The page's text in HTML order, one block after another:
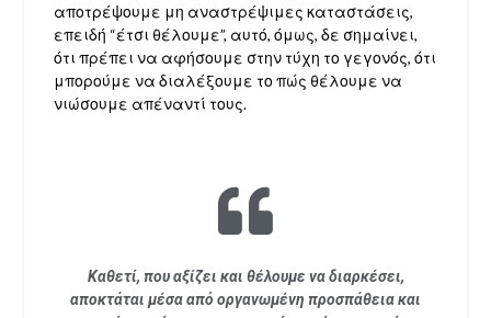
αποτρέψουμε μη αναστρέψιμες καταστάσεις,
επειδή “έτσι θέλουμε”, αυτό, όμως, δε σημαίνει,
ότι πρέπει να αφήσουμε στην τύχη το γεγονός, ότι
μπορούμε να διαλέξουμε το πώς θέλουμε να
νιώσουμε απέναντί τους.
Καθετί, που αξίζει και θέλουμε να διαρκέσει,
αποκτάται μέσα από οργανωμένη προσπάθεια και